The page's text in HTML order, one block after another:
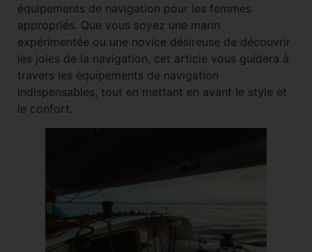
équipements de navigation pour les femmes
appropriés. Que vous soyez une marin
expérimentée ou une novice désireuse de découvrir
les joies de la navigation, cet article vous guidera à
travers les équipements de navigation
indispensables, tout en mettant en avant le style et
le confort.